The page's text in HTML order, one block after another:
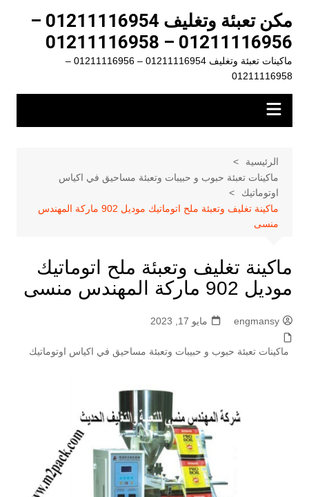
المحتوى
مكن تعبئة وتغليف 01211116954 –
01211116956 – 01211116958
ماكينات تعبئة وتغليف 01211116954 – 01211116956 –
01211116958
الرئيسية
ماكينات تعبئة حبوب و حبيبات وتعبئة مساحيق في اكياس
اوتوماتيك
ماكينة تغليف وتعبئة ملح اتوماتيك موديل 902 ماركة المهندس
منسى
ماكينة تغليف وتعبئة ملح اتوماتيك
موديل 902 ماركة المهندس منسى
engmansy مايو 17, 2023
ماكينات تعبئة حبوب و حبيبات وتعبئة مساحيق في اكياس اوتوماتيك